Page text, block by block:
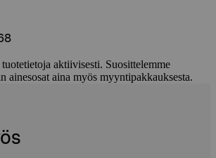
aktiivisesti. Suosittelemme
ainesosat aina myös myyntipakkauksesta.